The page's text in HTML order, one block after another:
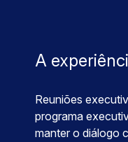
A
Reuniões
programa
manter o diálogo